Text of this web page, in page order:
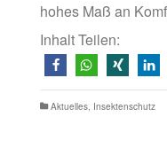
hohes Maß an
Inhalt Teilen:
Aktuelles, Insektenschutz